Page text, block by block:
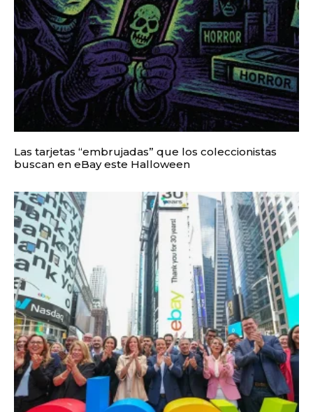
Las tarjetas “embrujadas” que los coleccionistas
buscan en eBay este Halloween